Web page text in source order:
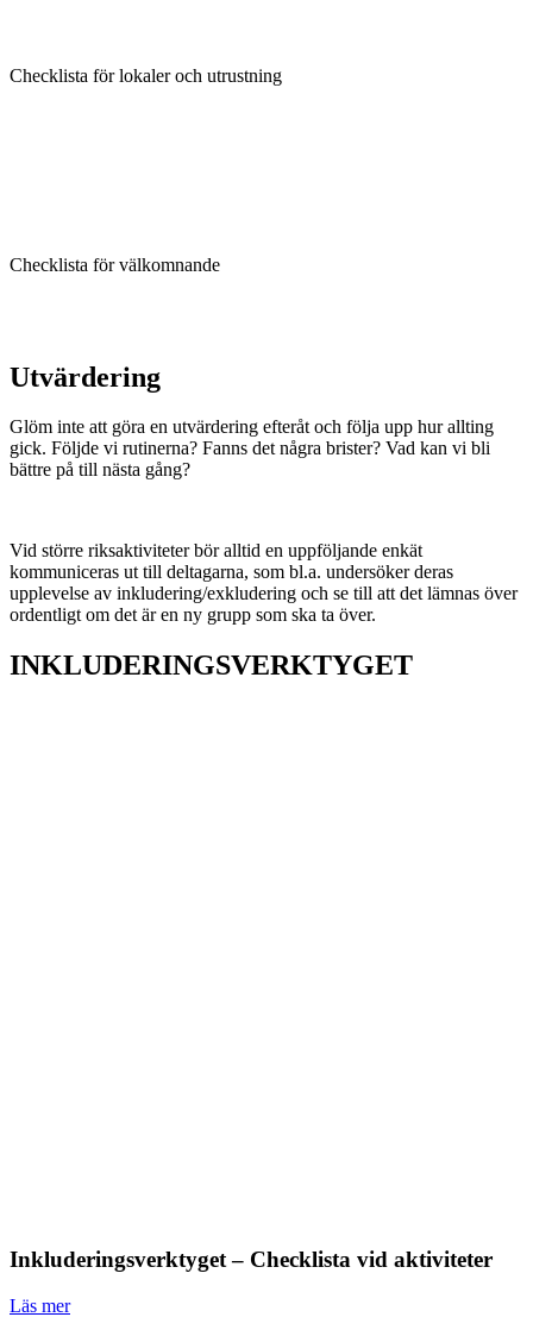
Checklista för lokaler och utrustning
Checklista för välkomnande
Utvärdering
Glöm inte att göra en utvärdering efteråt och följa upp hur allting
gick. Följde vi rutinerna? Fanns det några brister? Vad kan vi bli
bättre på till nästa gång?
Vid större riksaktiviteter bör alltid en uppföljande enkät
kommuniceras ut till deltagarna, som bl.a. undersöker deras
upplevelse av inkludering/exkludering och se till att det lämnas över
ordentligt om det är en ny grupp som ska ta över.
INKLUDERINGSVERKTYGET
Inkluderingsverktyget – Checklista vid aktiviteter
Läs mer